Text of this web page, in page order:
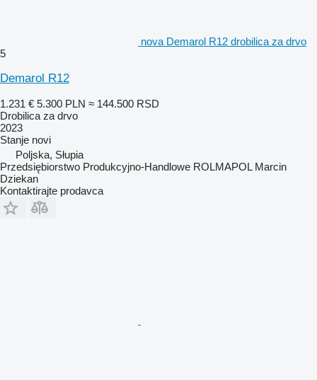
nova Demarol R12 drobilica za drvo
5
Demarol R12
1.231 € 5.300 PLN ≈ 144.500 RSD
Drobilica za drvo
2023
Stanje novi
Poljska, Słupia
Przedsiębiorstwo Produkcyjno-Handlowe ROLMAPOL Marcin
Dziekan
Kontaktirajte prodavca